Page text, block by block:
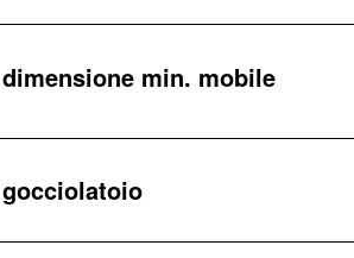
dimensione min. mobile
gocciolatoio